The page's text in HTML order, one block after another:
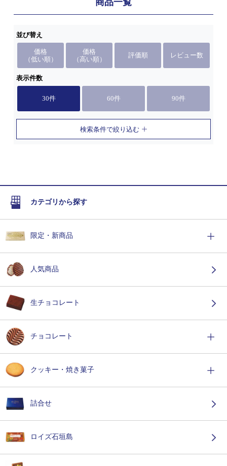
商品一覧
並び替え
価格
（低い順）
価格
（高い順）
評価順 レビュー数
表示件数
30件 60件 90件
検索条件で絞り込む
カテゴリから探す
限定・新商品
人気商品
生チョコレート
チョコレート
クッキー・焼き菓子
詰合せ
ロイズ石垣島